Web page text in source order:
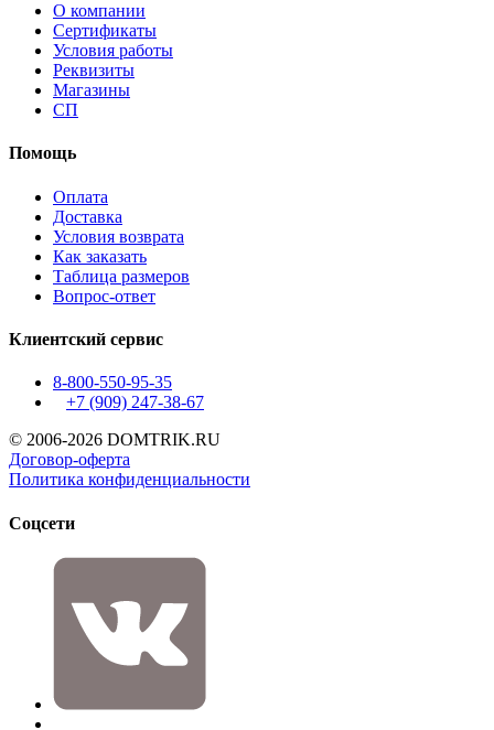
О компании
Сертификаты
Условия работы
Реквизиты
Магазины
СП
Помощь
Оплата
Доставка
Условия возврата
Как заказать
Таблица размеров
Вопрос-ответ
Клиентский сервис
8-800-550-95-35
+7 (909) 247-38-67
© 2006-2026 DOMTRIK.RU
Договор-оферта
Политика конфиденциальности
Соцсети